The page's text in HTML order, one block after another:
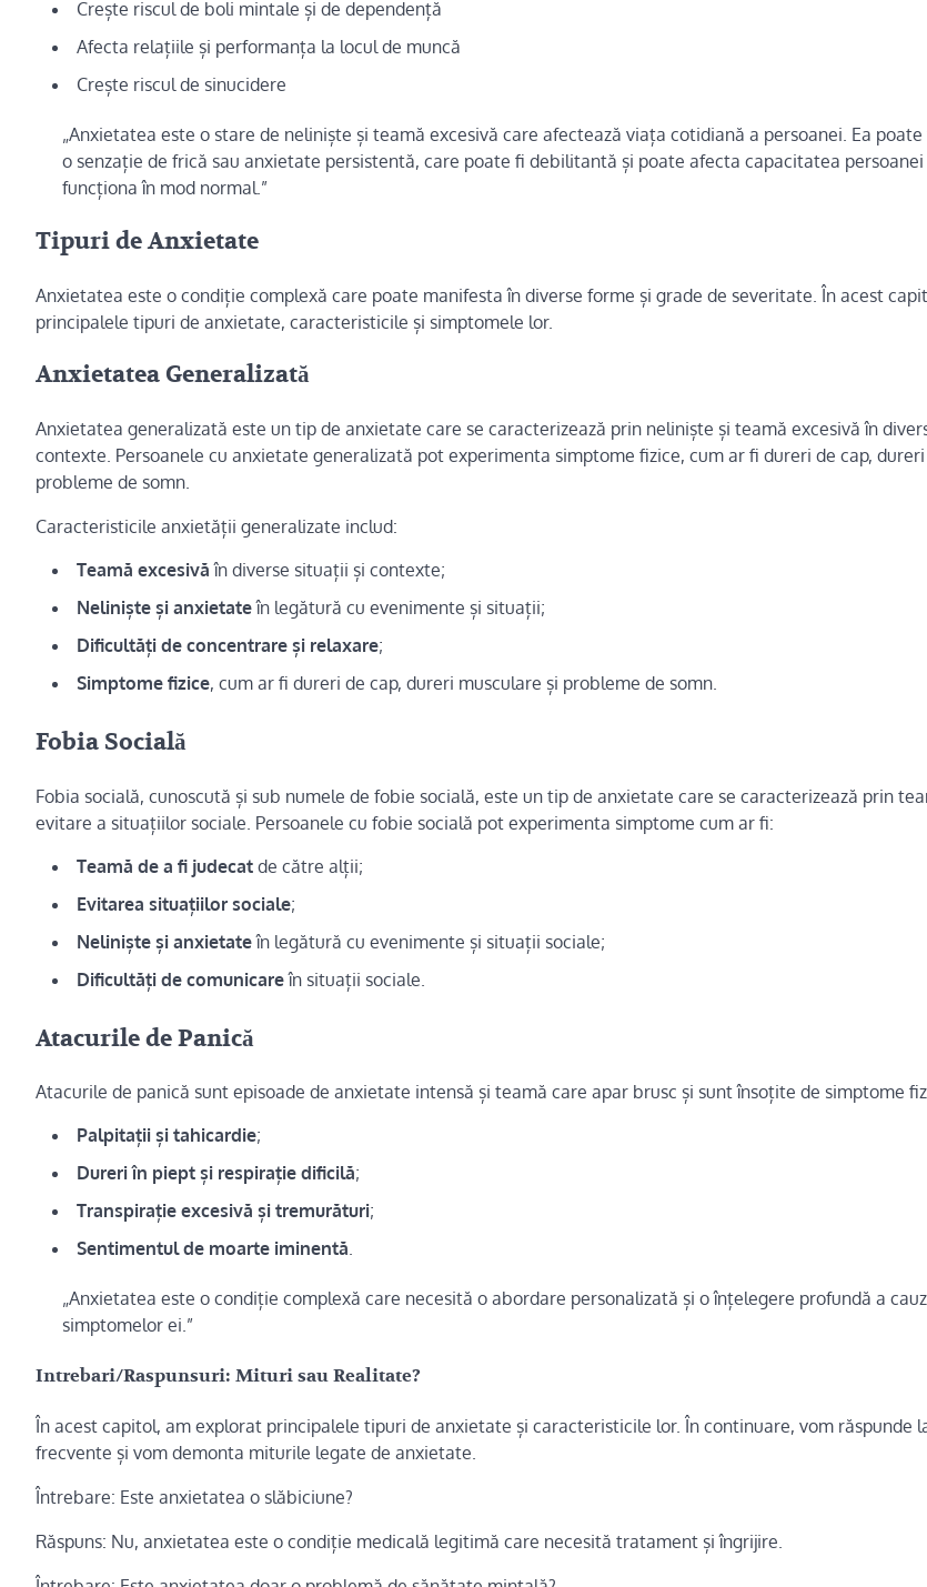
Crește riscul de boli mintale și de dependență
Afecta relațiile și performanța la locul de muncă
Crește riscul de sinucidere
„Anxietatea este o stare de neliniște și teamă excesivă care afectează viața cotidiană a persoanei. Ea poate
o senzație de frică sau anxietate persistentă, care poate fi debilitantă și poate afecta capacitatea persoanei
funcționa în mod normal.”
Tipuri de Anxietate
Anxietatea este o condiție complexă care poate manifesta în diverse forme și grade de severitate. În acest
principalele tipuri de anxietate, caracteristicile și simptomele lor.
Anxietatea Generalizată
Anxietatea generalizată este un tip de anxietate care se caracterizează prin neliniște și teamă excesivă în
contexte. Persoanele cu anxietate generalizată pot experimenta simptome fizice, cum ar fi dureri de cap,
probleme de somn.
Caracteristicile anxietății generalizate includ:
Teamă excesivă în diverse situații și contexte;
Neliniște și anxietateîn legătură cu evenimente și situații;
Dificultăți de concentrare și relaxare;
Simptome fizice, cum ar fi dureri de cap, dureri musculare și probleme de somn.
Fobia Socială
Fobia socială, cunoscută și sub numele de fobie socială, este un tip de anxietate care se caracterizează prin
evitare a situațiilor sociale. Persoanele cu fobie socială pot experimenta simptome cum ar fi:
Teamă de a fi judecat de către alții;
Evitarea situațiilor sociale;
Neliniște și anxietateîn legătură cu evenimente și situații sociale;
Dificultăți de comunicareîn situații sociale.
Atacurile de Panică
Atacurile de panică sunt episoade de anxietate intensă și teamă care apar brusc și sunt însoțite de simptome
Palpitații și tahicardie;
Dureri în piept și respirație dificilă;
Transpirație excesivă și tremurături;
Sentimentul de moarte iminentă.
„Anxietatea este o condiție complexă care necesită o abordare personalizată și o înțelegere profundă a
simptomelor ei.”
Intrebari/Raspunsuri: Mituri sau Realitate?
În acest capitol, am explorat principalele tipuri de anxietate și caracteristicile lor. În continuare, vom răspunde
frecvente și vom demonta miturile legate de anxietate.
Întrebare: Este anxietatea o slăbiciune?
Răspuns: Nu, anxietatea este o condiție medicală legitimă care necesită tratament și îngrijire.